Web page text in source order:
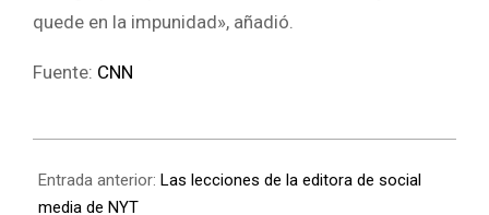
quede en la impunidad», añadió.
Fuente: CNN
Entrada anterior: Las lecciones de la editora de social
media de NYT